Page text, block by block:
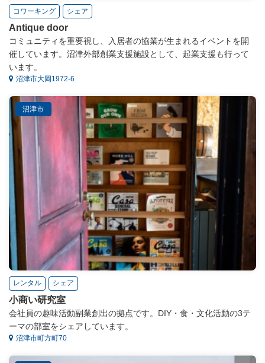
コワーキング シェア
Antique door
コミュニティを重要視し、入居者の協業が生まれるイベントを開
催しています。沼津外部創業支援施設として、起業支援も行って
います。
沼津市大岡1972-6
沼津市
レンタル シェア
小商い研究室
会社員の趣味活動副業創出の拠点です。DIY・食・文化活動の3テ
ーマの部室をシェアしています。
沼津市町方町70